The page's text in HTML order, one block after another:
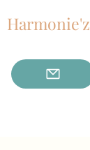
Harmonie'z